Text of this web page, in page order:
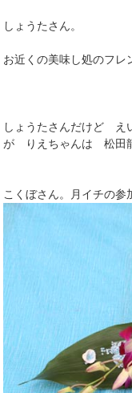
しょうたさん。
お近くの美味し処のフ
しょうたさんだけど
が りえちゃんは 松田
こくぼさん。月イチの